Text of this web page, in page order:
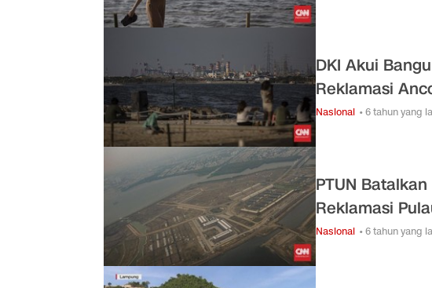
DKI Akui
Reklamasi
Nasional • 6 tahun yang
PTUN
Reklamasi
Nasional • 6 tahun yang